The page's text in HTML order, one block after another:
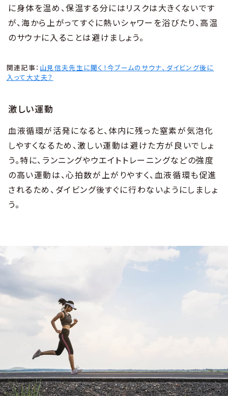
に身体を温め、保温する分にはリスクは大きくないです
が、海から上がってすぐに熱いシャワーを浴びたり、高温
のサウナに入ることは避けましょう。
関連記事： 山見信夫先生に聞く！今ブームのサウナ、ダイビング後に
入って大丈夫？
激しい運動
血液循環が活発になると、体内に残った窒素が気泡化
しやすくなるため、激しい運動は避けた方が良いでしょ
う。特に、ランニングやウエイトトレーニングなどの強度
の高い運動は、心拍数が上がりやすく、血液循環も促進
されるため、ダイビング後すぐに行わないようにしましょ
う。